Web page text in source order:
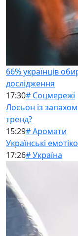
66% українців
дослідження
17:30# Соцмережі
Лосьон із
тренд?
15:29# Аромати
Українські
17:26# Україна